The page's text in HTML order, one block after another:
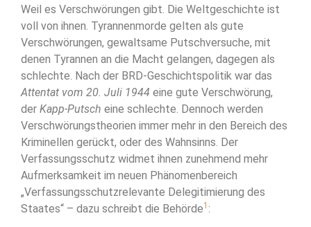
Weil es Verschwörungen gibt. Die Weltgeschichte ist
voll von ihnen. Tyrannenmorde gelten als gute
Verschwörungen, gewaltsame Putschversuche, mit
denen Tyrannen an die Macht gelangen, dagegen als
schlechte. Nach der BRD-Geschichtspolitik war das
Attentat vom 20. Juli 1944 eine gute Verschwörung,
der Kapp-Putsch eine schlechte. Dennoch werden
Verschwörungstheorien immer mehr in den Bereich des
Kriminellen gerückt, oder des Wahnsinns. Der
Verfassungsschutz widmet ihnen zunehmend mehr
Aufmerksamkeit im neuen Phänomenbereich
„Verfassungsschutzrelevante Delegitimierung des
Staates“ – dazu schreibt die Behörde1 :